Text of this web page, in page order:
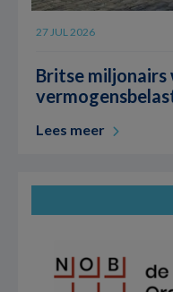
27 JUL 2026
Britse miljonairs
Lees meer